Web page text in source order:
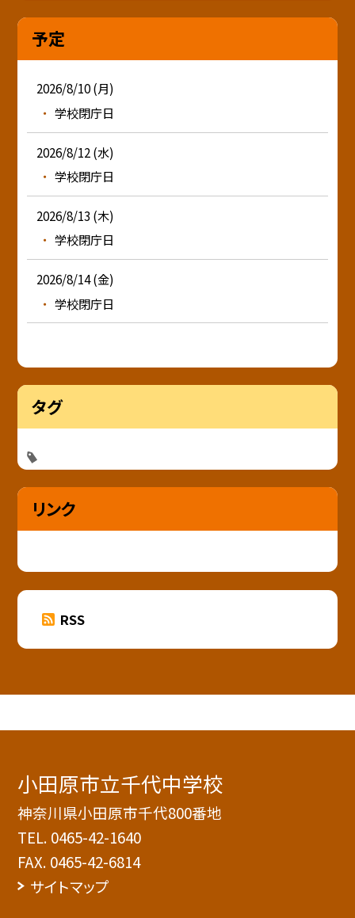
予定
2026/8/10 (月)
学校閉庁日
2026/8/12 (水)
学校閉庁日
2026/8/13 (木)
学校閉庁日
2026/8/14 (金)
学校閉庁日
タグ
リンク
RSS
小田原市立千代中学校
神奈川県小田原市千代800番地
TEL. 0465-42-1640
FAX. 0465-42-6814
サイトマップ